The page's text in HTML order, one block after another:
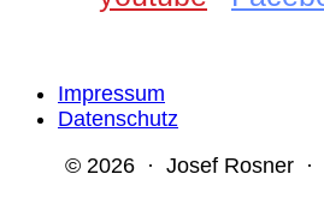
Impressum
Datenschutz
© 2026 · Josef Rosner